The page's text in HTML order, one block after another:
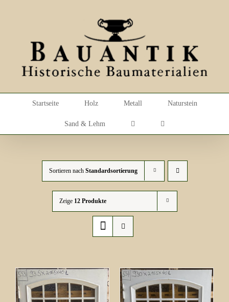
Startseite Holz Metall Naturstein
Sand & Lehm
Sortieren nach Standardsortierung
Zeige 12 Produkte